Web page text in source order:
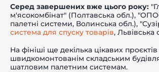
Серед завершених вже цього року:
м'ясокомбінат" (Полтавська обл.),
палетні системи, Волинська обл.),
система для спуску товарів, Львівська
На фініші ще декілька цікавих
швидкомонтованім складським
шатловим палетним системам.